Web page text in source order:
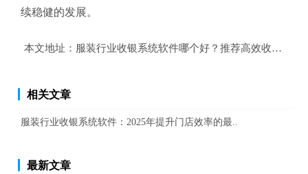
续稳健的发展。
本文地址： 服装行业收银系统软件哪个好？推荐高效收银解决
相关文章
服装行业收银系统软件：2025年提升门店效率的最..
最新文章